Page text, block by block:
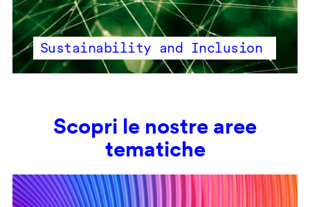
Sustainability and Inclusion
Scopri le nostre aree
tematiche